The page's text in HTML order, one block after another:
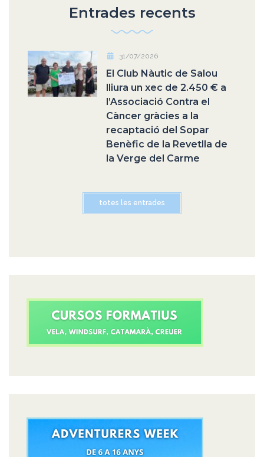
Entrades recents
31/07/2026
El Club Nàutic de Salou
lliura un xec de 2.450 € a
l’Associació Contra el
Càncer gràcies a la
recaptació del Sopar
Benèfic de la Revetlla de
la Verge del Carme
totes les entrades